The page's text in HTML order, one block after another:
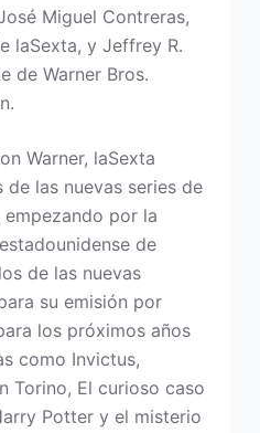
Miguel Contreras,
laSexta, y Jeffrey R.
de Warner Bros.
Warner, laSexta
las nuevas series de
por la
de
de las nuevas
su emisión por
los próximos años
como Invictus,
Torino, El curioso caso
Potter y el misterio